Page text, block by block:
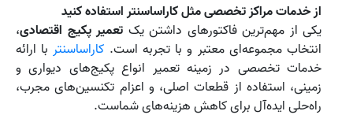
از خدمات مراکز تخصصی مثل کاراساسنتر استفاده کنید
یکی از مهم‌ترین فاکتورهای داشتن یک تعمیر پکیج اقتصادی،
انتخاب مجموعه‌ای معتبر و با تجربه است. کاراساسنتربا ارائه
خدمات تخصصی در زمینه تعمیر انواع پکیج‌های دیواری و
زمینی، استفاده از قطعات اصلی، و اعزام تکنسین‌های مجرب،
راه‌حلی ایده‌آل برای کاهش هزینه‌های شماست.